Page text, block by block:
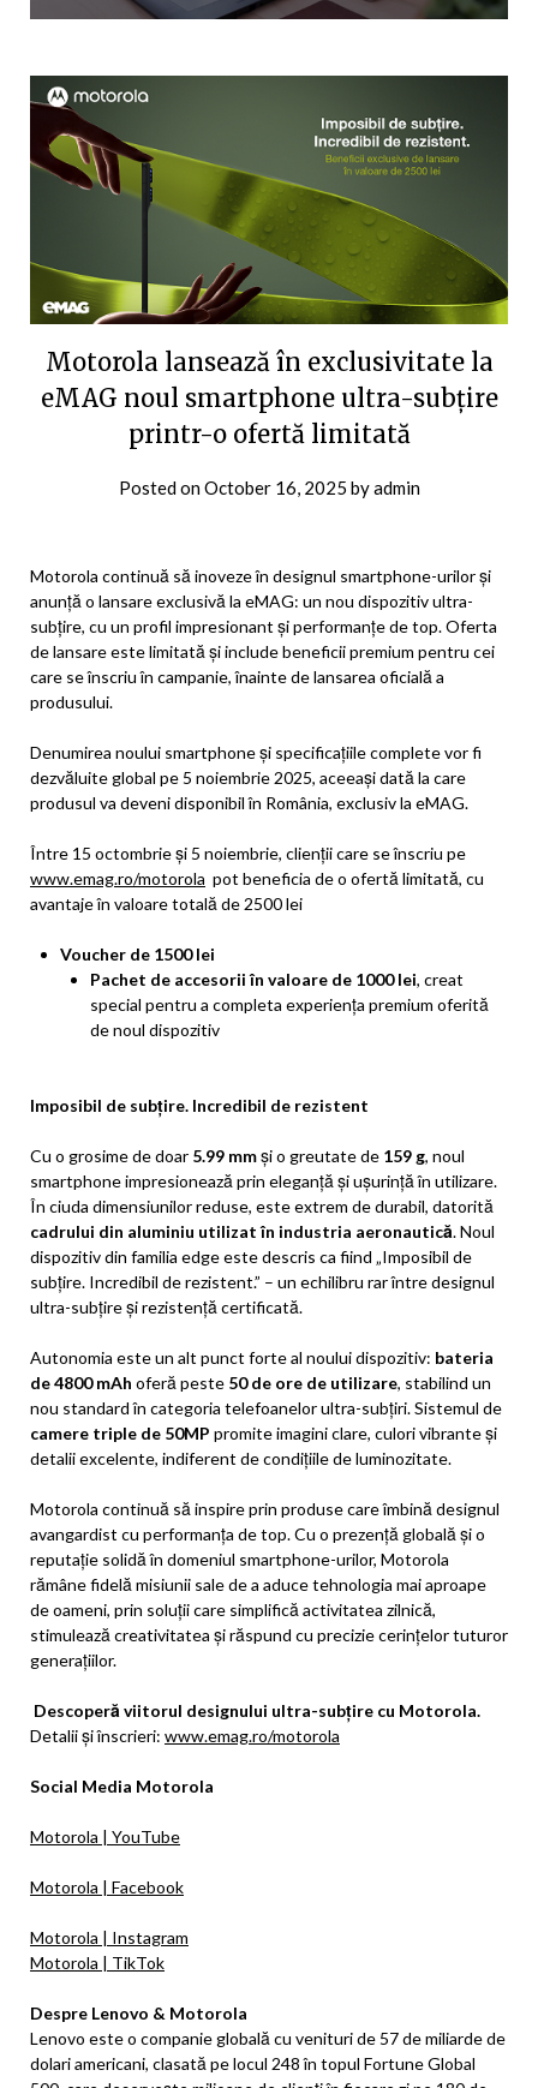
Motorola lansează în exclusivitate la
eMAG noul smartphone ultra-subțire
printr-o ofertă limitată
Posted onOctober 16, 2025 byadmin
Motorola continuă să inoveze în designul smartphone-urilor și
anunță o lansare exclusivă la eMAG: un nou dispozitiv ultra-
subțire, cu un profil impresionant și performanțe de top. Oferta
de lansare este limitată și include beneficii premium pentru cei
care se înscriu în campanie, înainte de lansarea oficială a
produsului.
Denumirea noului smartphone și specificațiile complete vor fi
dezvăluite global pe 5 noiembrie 2025, aceeași dată la care
produsul va deveni disponibil în România, exclusiv la eMAG.
Între 15 octombrie și 5 noiembrie, clienții care se înscriu pe
www.emag.ro/motorola pot beneficia de o ofertă limitată, cu
avantaje în valoare totală de 2500 lei
Voucher de 1500 lei
Pachet de accesorii în valoare de 1000 lei, creat
special pentru a completa experiența premium oferită
de noul dispozitiv
Imposibil de subțire. Incredibil de rezistent
Cu o grosime de doar 5.99 mmși o greutate de 159 g, noul
smartphone impresionează prin eleganță și ușurință în utilizare.
În ciuda dimensiunilor reduse, este extrem de durabil, datorită
cadrului din aluminiu utilizat în industria aeronautică. Noul
dispozitiv din familia edge este descris ca fiind „Imposibil de
subțire. Incredibil de rezistent.” – un echilibru rar între designul
ultra-subțire și rezistență certificată.
Autonomia este un alt punct forte al noului dispozitiv: bateria
de 4800 mAh oferă peste 50 de ore de utilizare, stabilind un
nou standard în categoria telefoanelor ultra-subțiri. Sistemul de
camere triple de 50MP promite imagini clare, culori vibrante și
detalii excelente, indiferent de condițiile de luminozitate.
Motorola continuă să inspire prin produse care îmbină designul
avangardist cu performanța de top. Cu o prezență globală și o
reputație solidă în domeniul smartphone-urilor, Motorola
rămâne fidelă misiunii sale de a aduce tehnologia mai aproape
de oameni, prin soluții care simplifică activitatea zilnică,
stimulează creativitatea și răspund cu precizie cerințelor tuturor
generațiilor.
Descoperă viitorul designului ultra-subțire cu Motorola.
Detalii și înscrieri: www.emag.ro/motorola
Social Media Motorola
Motorola | YouTube
Motorola | Facebook
Motorola | Instagram
Motorola | TikTok
Despre Lenovo & Motorola
Lenovo este o companie globală cu venituri de 57 de miliarde de
dolari americani, clasată pe locul 248 în topul Fortune Global